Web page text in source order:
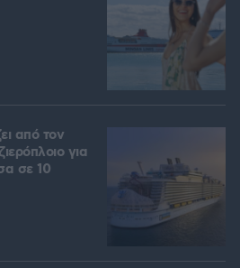
από τον
για
σε 10